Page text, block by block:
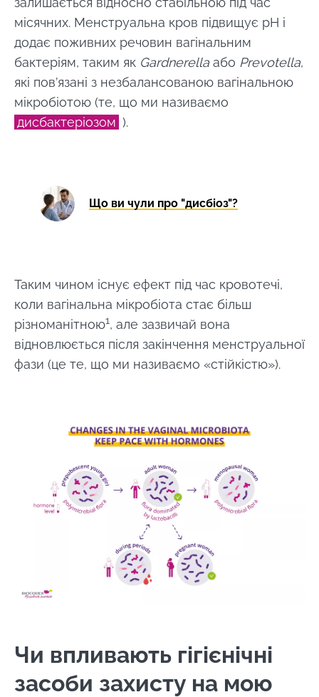
місячних. Менструальна кров підвищує pH і
додає поживних речовин вагінальним
бактеріям, таким як Gardnerella або Prevotella,
які пов’язані з незбалансованою вагінальною
мікробіотою (те, що ми називаємо
дисбактеріозом ).
Що ви чули про "дисбіоз"?
Таким чином існує ефект під час кровотечі,
коли вагінальна мікробіота стає більш
різноманітною1, але зазвичай вона
відновлюється після закінчення менструальної
фази (це те, що ми називаємо «стійкістю»).
Чи впливають гігієнічні
засоби захисту на мою